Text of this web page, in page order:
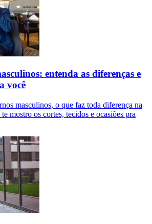
entenda as diferenças e
você
masculinos, o que faz toda diferença na
mostro os cortes, tecidos e ocasiões pra